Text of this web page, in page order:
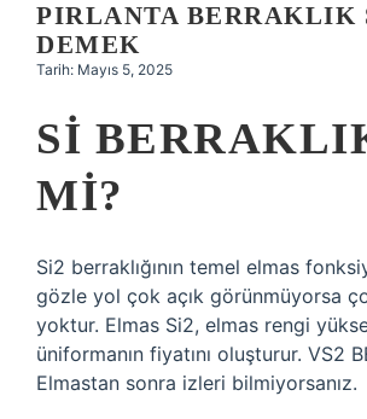
PIRLANTA BERRAKLIK
DEMEK
Tarih: Mayıs 5, 2025
SI
MI?
Si2 berraklığının temel elmas
gözle yol çok açık görünmüyorsa
yoktur. Elmas Si2, elmas rengi
üniformanın fiyatını oluşturur. VS2
Elmastan sonra izleri bilmiyorsanız.